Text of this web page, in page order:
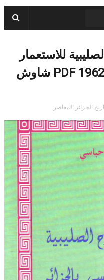
للاستعمار
الفرنسي بالجزائر1830-1962 PDF شاوش
الجزائر المعاصر